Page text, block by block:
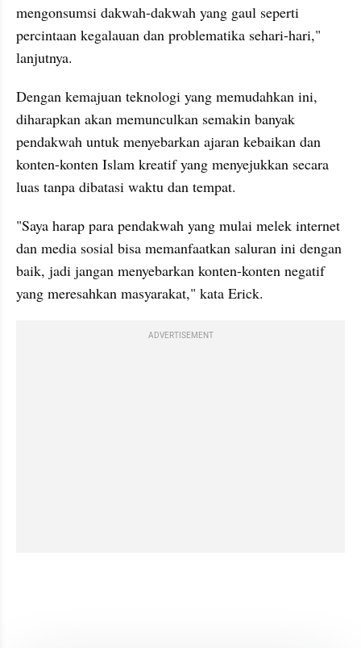
mengonsumsi dakwah-dakwah yang gaul seperti
percintaan kegalauan dan problematika sehari-hari,"
lanjutnya.
Dengan kemajuan teknologi yang memudahkan ini,
diharapkan akan memunculkan semakin banyak
pendakwah untuk menyebarkan ajaran kebaikan dan
konten-konten Islam kreatif yang menyejukkan secara
luas tanpa dibatasi waktu dan tempat.
"Saya harap para pendakwah yang mulai melek internet
dan media sosial bisa memanfaatkan saluran ini dengan
baik, jadi jangan menyebarkan konten-konten negatif
yang meresahkan masyarakat," kata Erick.
ADVERTISEMENT